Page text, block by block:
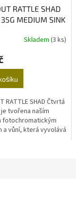
RATTLE SHAD
MEDIUM SINK
Skladem(3 ks)
RATTLE SHAD Čtvrtá
tvořena naším
fotochromatickým
a vůní, která vyvolává